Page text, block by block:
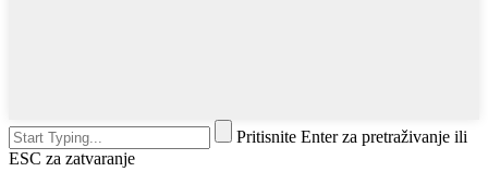
Pritisnite Enter za pretraživanje ili
ESC za zatvaranje